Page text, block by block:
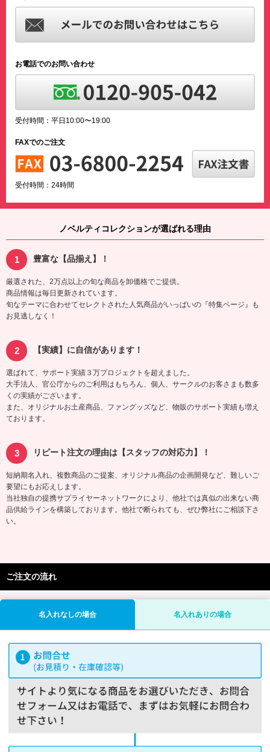
お電話でのお問い合わせ
受付時間：平日10:00〜19:00
FAXでのご注文
受付時間：24時間
ノベルティコレクションが選ばれる理由
豊富な【品揃え】！
厳選された、2万点以上の旬な商品を卸価格でご提供。
商品情報は毎日更新されています。
旬なテーマに合わせてセレクトされた人気商品がいっぱいの『特集ページ』も
お見逃しなく！
【実績】に自信があります！
選ばれて、サポート実績３万プロジェクトを超えました。
大手法人、官公庁からのご利用はもちろん、個人、サークルのお客さまも数多
くの実績がございます。
また、オリジナルお土産商品、ファングッズなど、物販のサポート実績も増え
ております。
リピート注文の理由は【スタッフの対応力】！
短納期名入れ、複数商品のご提案、オリジナル商品の企画開発など、難しいご
要望にもお応えします。
当社独自の提携サプライヤーネットワークにより、他社では真似の出来ない商
品供給ラインを構築しております。他社で断られても、ぜひ弊社にご相談下さ
い。
ご注文の流れ
名入れなしの場合 名入れありの場合